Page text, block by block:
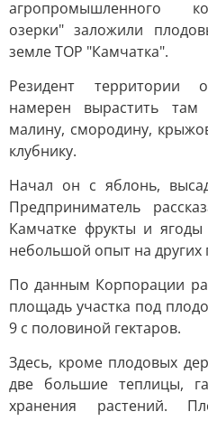
агропромышленного
озерки" заложили
земле ТОР "Камчатка".
Резидент территории
намерен вырастить
малину, смородину,
клубнику.
Начал он с яблонь,
Предприниматель
Камчатке фрукты и
небольшой опыт на других
По данным Корпорации
площадь участка под
9 с половиной гектаров.
Здесь, кроме плодовых
две большие теплицы,
хранения растений.